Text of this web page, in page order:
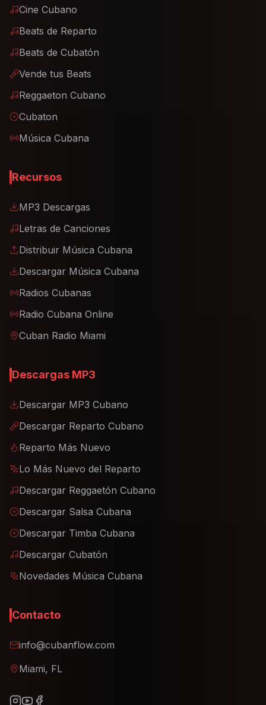
Cine Cubano
Beats de Reparto
Beats de Cubatón
Vende tus Beats
Reggaeton Cubano
Cubaton
Música Cubana
Recursos
MP3 Descargas
Letras de Canciones
Distribuir Música Cubana
Descargar Música Cubana
Radios Cubanas
Radio Cubana Online
Cuban Radio Miami
Descargas MP3
Descargar MP3 Cubano
Descargar Reparto Cubano
Reparto Más Nuevo
Lo Más Nuevo del Reparto
Descargar Reggaetón Cubano
Descargar Salsa Cubana
Descargar Timba Cubana
Descargar Cubatón
Novedades Música Cubana
Contacto
info@cubanflow.com
Miami, FL